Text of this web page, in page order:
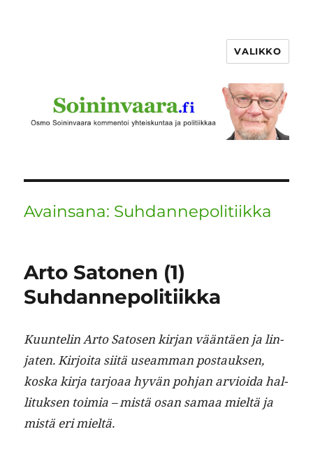
VALIKKO
Avainsana: Suhdannepolitiikka
Arto Satonen (1)
Suhdannepolitiikka
Kuun­telin Arto Satosen kir­jan vään­täen ja lin­
jat­en. Kir­joi­ta siitä use­am­man postauk­sen,
kos­ka kir­ja tar­joaa hyvän poh­jan arvioi­da hal­
li­tuk­sen toimia – mis­tä osan samaa mieltä ja
mis­tä eri mieltä.